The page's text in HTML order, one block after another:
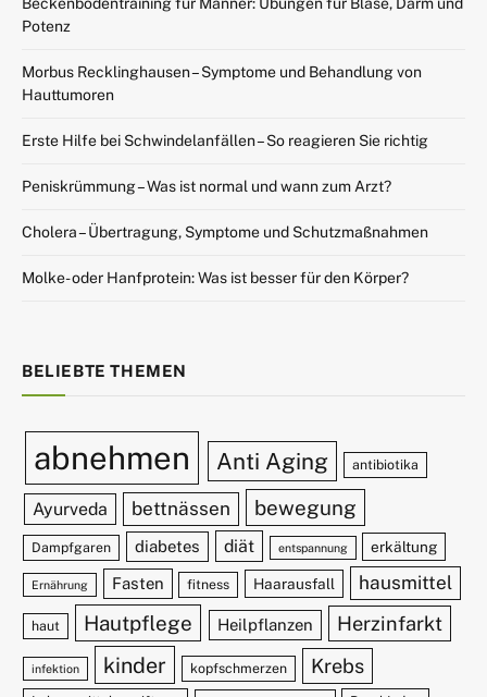
Potenz
Morbus Recklinghausen – Symptome und Behandlung von
Hauttumoren
Erste Hilfe bei Schwindelanfällen – So reagieren Sie richtig
Peniskrümmung – Was ist normal und wann zum Arzt?
Cholera – Übertragung, Symptome und Schutzmaßnahmen
Molke- oder Hanfprotein: Was ist besser für den Körper?
BELIEBTE THEMEN
abnehmen Anti Aging antibiotika
Ayurveda bettnässen bewegung
Dampfgaren diabetes diät entspannung erkältung
Ernährung Fasten fitness Haarausfall hausmittel
haut Hautpflege Heilpflanzen Herzinfarkt
infektion kinder kopfschmerzen Krebs